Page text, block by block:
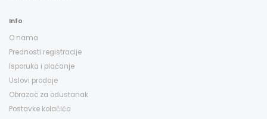
Info
O nama
Prednosti registracije
Isporuka i plaćanje
Uslovi prodaje
Obrazac za odustanak
Postavke kolačića